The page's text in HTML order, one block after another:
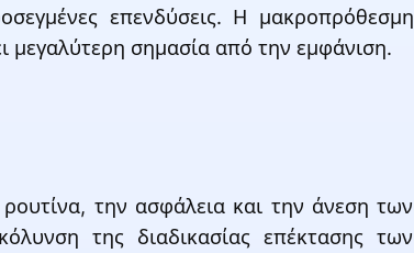
επενδύσεις. Η μακροπρόθεσμη
μεγαλύτερη σημασία από την εμφάνιση.
την ασφάλεια και την άνεση των
της διαδικασίας επέκτασης των